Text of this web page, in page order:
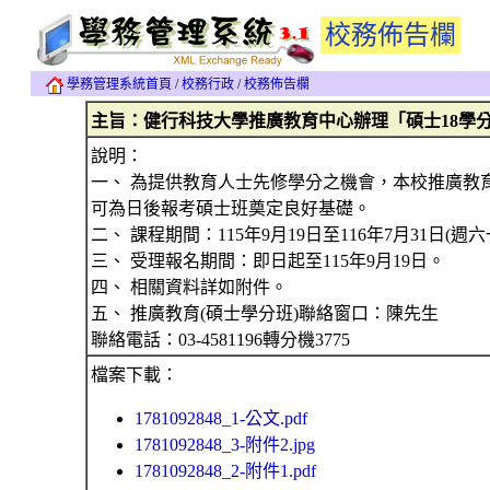
校務佈告欄
學務管理系統首頁 /校務行政/校務佈告欄
主旨：健行科技大學推廣教育中心辦理「碩士18學
說明：
一、 為提供教育人士先修學分之機會，本校推廣
可為日後報考碩士班奠定良好基礎。
二、 課程期間：115年9月19日至116年7月31日(週
三、 受理報名期間：即日起至115年9月19日。
四、 相關資料詳如附件。
五、 推廣教育(碩士學分班)聯絡窗口：陳先生
聯絡電話：03-4581196轉分機3775
檔案下載：
1781092848_1-公文.pdf
1781092848_3-附件2.jpg
1781092848_2-附件1.pdf